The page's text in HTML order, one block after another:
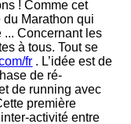
! Comme cet
Marathon qui
... Concernant les
à tous. Tout se
fr . L’idée est de
de ré-
de running avec
première
activité entre